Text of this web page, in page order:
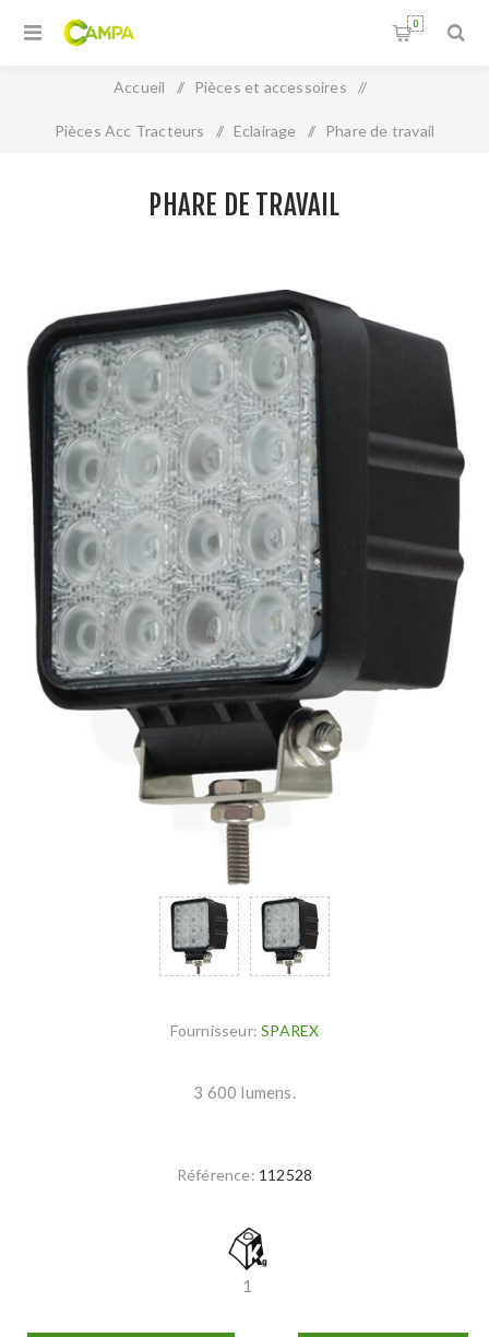
0
Accueil / Pièces et accessoires /
Pièces Acc Tracteurs / Eclairage / Phare de travail
PHARE DE TRAVAIL
Fournisseur: SPAREX
3 600 lumens.
Référence: 112528
1